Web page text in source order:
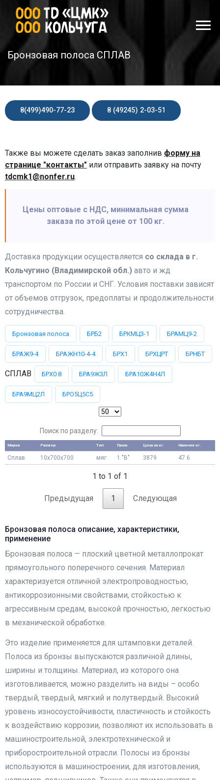
Бронзовая полоса СПЛАВ
8(499)490-77-23 8 (49245) 2-03-51
Также вы можете сделать заказ заполнив форму на
странице "контакты" или отправить заявку на почту
tdcmk1@nonfer.ru.
Цены оптовые с НДС, минимальная сумма
заказа по этой цене от 100 кг.
Доставка продукции осуществляется со склада в г.
Кольчугино (Владимирской обл.) авто и жд
транспортом по России и СНГ. Условия поставки зависят
от объемов отгрузок, предоплаты и продолжительности
сотрудничества.
Бронзовая полоса БРБ2 БРКМЦ3-1 БРАМЦ9-2
БРАЖ9-4 БРАЖН10-4-4 БРХ1 БРХЦРТ БРНБТ
СПЛАВ БРХ0.8 БРА9Ж3Л БРА10Ж4Н4Л
БРА9МЦ2Л БРО5Ц5С5
Поиск по разделу:
Марка Размер Тип Прим Цена за кг. Наличие кг.
Сплав 10x700x700 мяг 1 "В" 3879 47.6
1 to 1 of 1
Предыдущая 1 Следующая
Бронзовая полоса описание, характеристики,
применение
Бронзовая полоса — плоский цветной металлопрокат
прямоугольного поперечного сечения. Материал
характеризуется отличной электропроводностью,
антикоррозионными свойствами, стойкостью к
агрессивным средам, высокой прочностью, легкостью
в механической обработке.
Это изделие применяется для штамповки деталей.
Полоса из бронзы выпускаются различной длины,
ширины и толщины. Материал, из которого она
изготовливается, можно разделить на виды – особо
твердый, твердый, мягкий и полутвердый. Высокий
уровень износоустойчивости, пластичность и стойкость
к воздействию коррозии, позволяют их использовать в
машиностроительной, электротехнической и
приборостроительной отрасли. Полосы из бронзы
используются в машиностроении, для изготовления,